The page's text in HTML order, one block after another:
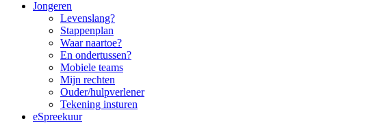
Jongeren
Levenslang?
Stappenplan
Waar naartoe?
En ondertussen?
Mobiele teams
Mijn rechten
Ouder/hulpverlener
Tekening insturen
eSpreekuur